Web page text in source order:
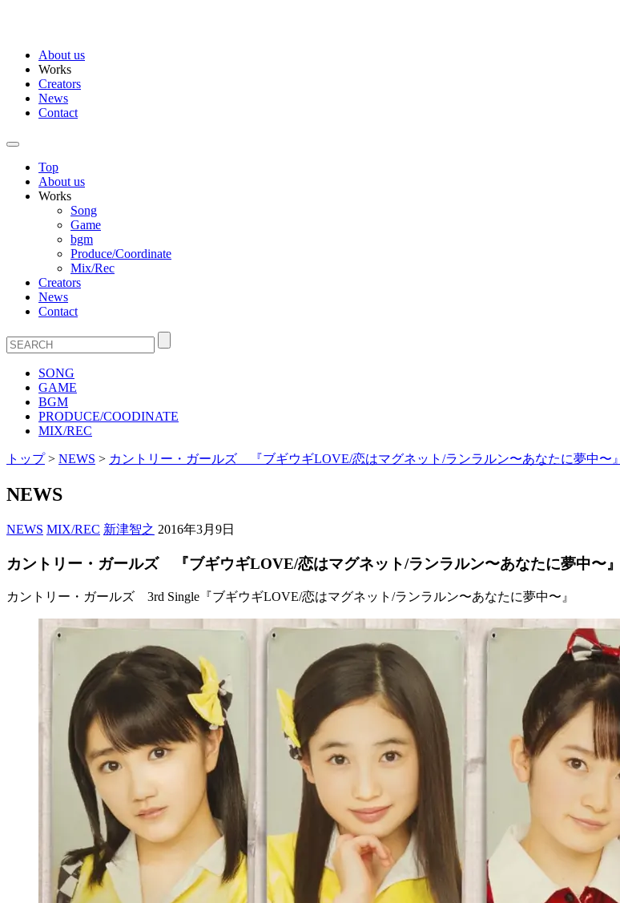
About us
Works
Creators
News
Contact
Top
About us
Works
Song
Game
bgm
Produce/Coordinate
Mix/Rec
Creators
News
Contact
SONG
GAME
BGM
PRODUCE/COODINATE
MIX/REC
トップ> NEWS > カントリー・ガールズ 『ブギウギLOVE/恋はマグネット/ランラルン〜あなたに夢中〜』
NEWS
NEWS MIX/REC 新津智之 2016年3月9日
カントリー・ガールズ 『ブギウギLOVE/恋はマグネット/ランラルン〜あなたに夢中〜』
カントリー・ガールズ 3rd Single『ブギウギLOVE/恋はマグネット/ランラルン〜あなたに夢中〜』